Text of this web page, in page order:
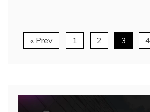
« Prev 1 2 3 4